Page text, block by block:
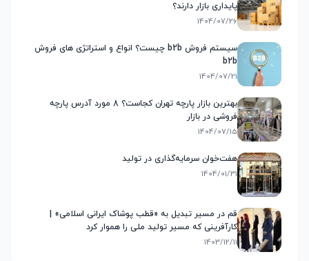
پایداری بازار دارند؟
1404/07/26
سیستم فروش b2b چیست؟ انواع و استراتژی های فروش
b2b
1404/07/21
بهترین بازار پارچه تهران کجاست؟ 8 مورد آدرس پارچه
فروشی در بازار
1404/07/15
هفت‌خوان سرمایه‌گذاری در تولید
1404/01/31
قم در مسیر تبدیل به «قطب پوشاک ایرانی اسلامی» |
کارآفرینی که مسیر تولید ملی را هموار کرد
1403/12/11